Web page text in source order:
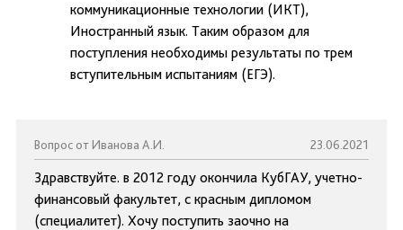
коммуникационные технологии (ИКТ),
Иностранный язык. Таким образом для
поступления необходимы результаты по трем
вступительным испытаниям (ЕГЭ).
Вопрос от Иванова А.И. 23.06.2021
Здравствуйте. в 2012 году окончила КубГАУ, учетно-
финансовый факультет, с красным дипломом
(специалитет). Хочу поступить заочно на